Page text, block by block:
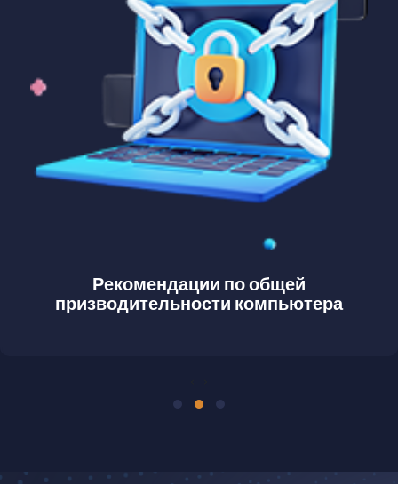
Рекомендации по общей
призводительности компьютера